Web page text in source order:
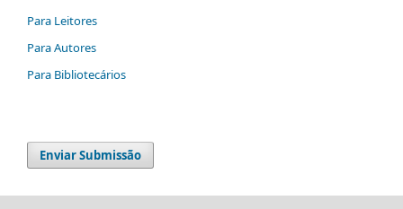
Para Leitores
Para Autores
Para Bibliotecários
Enviar Submissão